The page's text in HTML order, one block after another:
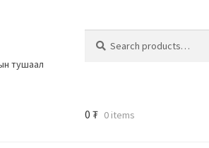
тушаал
0 ₮ 0 items